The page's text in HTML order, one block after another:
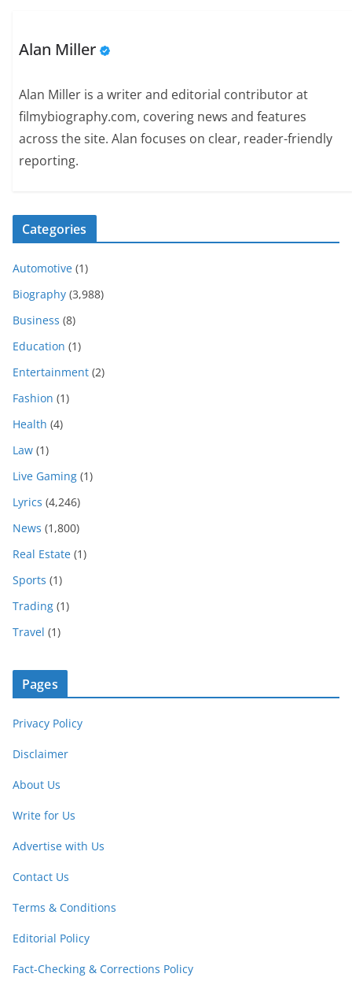
Alan Miller
Alan Miller is a writer and editorial contributor at
filmybiography.com, covering news and features
across the site. Alan focuses on clear, reader-friendly
reporting.
Categories
Automotive (1)
Biography (3,988)
Business (8)
Education (1)
Entertainment (2)
Fashion (1)
Health (4)
Law (1)
Live Gaming (1)
Lyrics (4,246)
News (1,800)
Real Estate (1)
Sports (1)
Trading (1)
Travel (1)
Pages
Privacy Policy
Disclaimer
About Us
Write for Us
Advertise with Us
Contact Us
Terms & Conditions
Editorial Policy
Fact-Checking & Corrections Policy